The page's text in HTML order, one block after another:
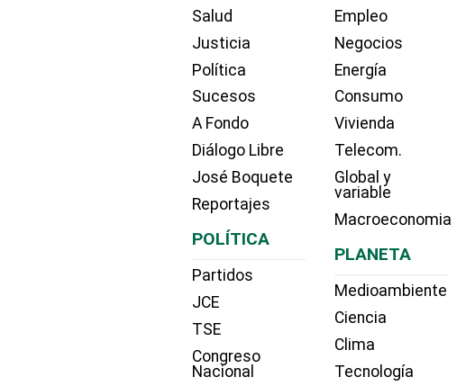
Salud
Justicia
Política
Sucesos
A Fondo
Diálogo Libre
José Boquete
Reportajes
POLÍTICA
Partidos
JCE
TSE
Congreso
Nacional
Empleo
Negocios
Energía
Consumo
Vivienda
Telecom.
Global y
variable
Macroeconomia
PLANETA
Medioambiente
Ciencia
Clima
Tecnología